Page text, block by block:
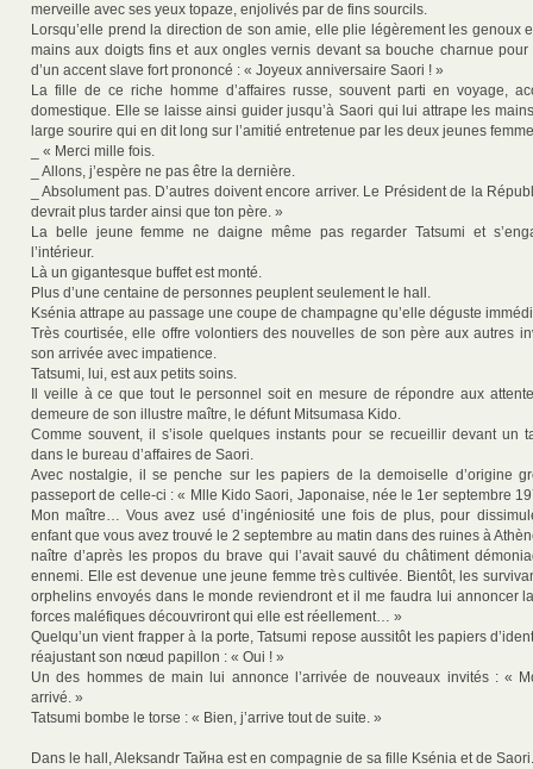
merveille avec ses yeux topaze, enjolivés par de fins sourcils.
Lorsqu’elle prend la direction de son amie, elle plie légèrement les genoux
mains aux doigts fins et aux ongles vernis devant sa bouche charnue pour
d’un accent slave fort prononcé : « Joyeux anniversaire Saori ! »
La fille de ce riche homme d’affaires russe, souvent parti en voyage,
domestique. Elle se laisse ainsi guider jusqu’à Saori qui lui attrape les
large sourire qui en dit long sur l’amitié entretenue par les deux jeunes
_ « Merci mille fois.
_ Allons, j’espère ne pas être la dernière.
_ Absolument pas. D’autres doivent encore arriver. Le Président de la
devrait plus tarder ainsi que ton père. »
La belle jeune femme ne daigne même pas regarder Tatsumi et
l’intérieur.
Là un gigantesque buffet est monté.
Plus d’une centaine de personnes peuplent seulement le hall.
Ksénia attrape au passage une coupe de champagne qu’elle déguste
Très courtisée, elle offre volontiers des nouvelles de son père aux autres
son arrivée avec impatience.
Tatsumi, lui, est aux petits soins.
Il veille à ce que tout le personnel soit en mesure de répondre aux
demeure de son illustre maître, le défunt Mitsumasa Kido.
Comme souvent, il s’isole quelques instants pour se recueillir devant un
dans le bureau d’affaires de Saori.
Avec nostalgie, il se penche sur les papiers de la demoiselle d’origine
passeport de celle-ci : « Mlle Kido Saori, Japonaise, née le 1er septembre
Mon maître… Vous avez usé d’ingéniosité une fois de plus, pour
enfant que vous avez trouvé le 2 septembre au matin dans des ruines à
naître d’après les propos du brave qui l’avait sauvé du châtiment
ennemi. Elle est devenue une jeune femme très cultivée. Bientôt, les
orphelins envoyés dans le monde reviendront et il me faudra lui annoncer
forces maléfiques découvriront qui elle est réellement… »
Quelqu’un vient frapper à la porte, Tatsumi repose aussitôt les papiers
réajustant son nœud papillon : « Oui ! »
Un des hommes de main lui annonce l’arrivée de nouveaux invités : «
arrivé. »
Tatsumi bombe le torse : « Bien, j’arrive tout de suite. »
Dans le hall, Aleksandr Тайна est en compagnie de sa fille Ksénia et de Saori.